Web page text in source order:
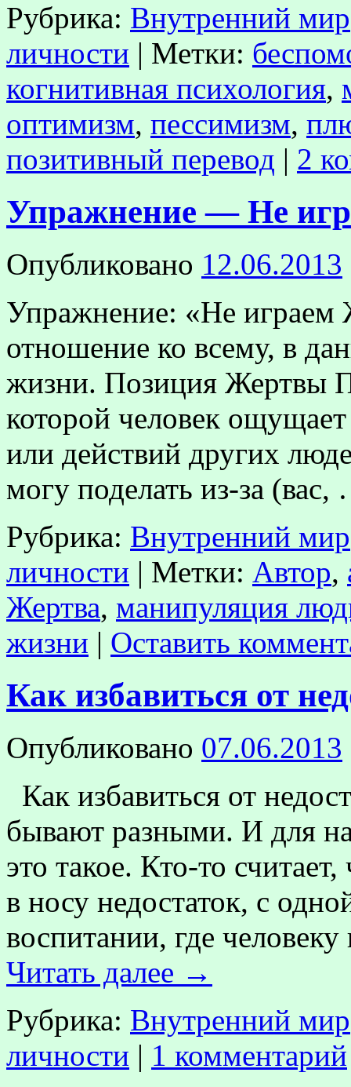
Рубрика: Внутренний мир
личности | Метки:
когнитивная психология,
оптимизм, пессимизм,
позитивный перевод | 2
Упражнение — Не
Опубликовано 12.06.2013
Упражнение: «Не играем
отношение ко всему, в
жизни. Позиция Жертвы
которой человек
или действий других
могу поделать из-за
Рубрика: Внутренний мир
личности | Метки: Автор,
Жертва, манипуляция
жизни | Оставить
Как избавиться от
Опубликовано 07.06.2013
Как избавиться от
бывают разными. И для
это такое. Кто-то
в носу недостаток, с
воспитании, где
Читать далее →
Рубрика: Внутренний мир
личности | 1 комментарий